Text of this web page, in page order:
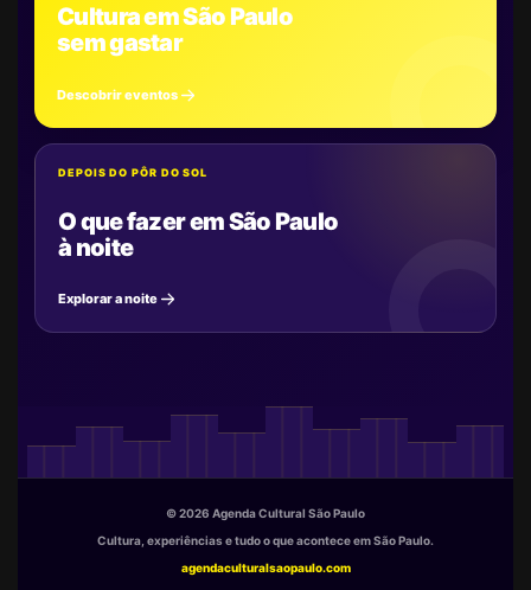
Cultura em São Paulo
sem gastar
Descobrir eventos
DEPOIS DO PÔR DO SOL
O que fazer em São Paulo
à noite
Explorar a noite
© 2026 Agenda Cultural São Paulo
Cultura, experiências e tudo o que acontece em São Paulo.
agendaculturalsaopaulo.com